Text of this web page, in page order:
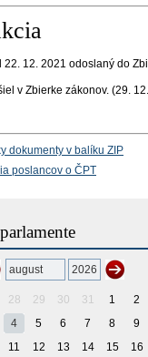
22. 12. 2021 odoslaný do
v Zbierke zákonov. (29.
dokumenty v balíku ZIP
poslancov o ČPT
28 29 30 31 1
2
4 5 6 7 8
9
11 12 13 14 15 16